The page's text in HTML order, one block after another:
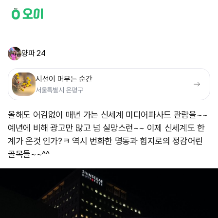
양파 24
시선이 머무는 순간
서울특별시 은평구
올해도 어김없이 매년 가는 신세계 미디어파사드 관람을~~
예년에 비해 광고만 많고 넘 실망스런~~ 이제 신세계도 한
계가 온것 인가?ㅋ 역시 번화한 명동과 힙지로의 정감어린
골목들~~^^